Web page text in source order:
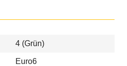
4 (Grün)
Euro6